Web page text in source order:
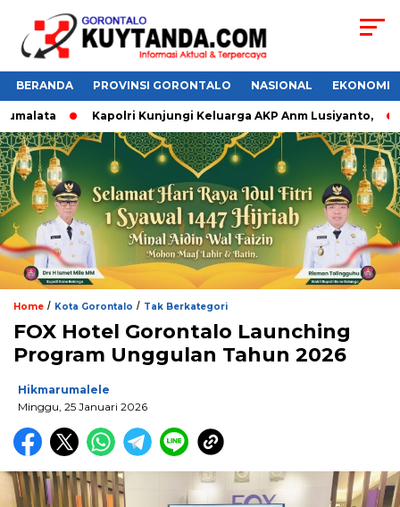
BERANDA PROVINSI GORONTALO NASIONAL EKONOMI
Kapolri Kunjungi Keluarga AKP Anm Lusiyanto,
Home / Kota Gorontalo / Tak Berkategori
‎FOX Hotel Gorontalo Launching
Program Unggulan Tahun 2026
Hikmarumalele
Minggu, 25 Januari 2026